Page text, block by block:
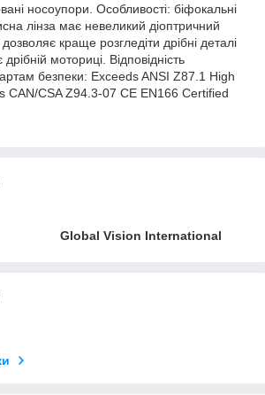
носоупори. Особливості: біфокальні
лінза має невеликий діоптричний
краще розгледіти дрібні деталі
моториці. Відповідність
безпеки: Exceeds ANSI Z87.1 High
CAN/CSA Z94.3-07 CE EN166 Certified
Global Vision International